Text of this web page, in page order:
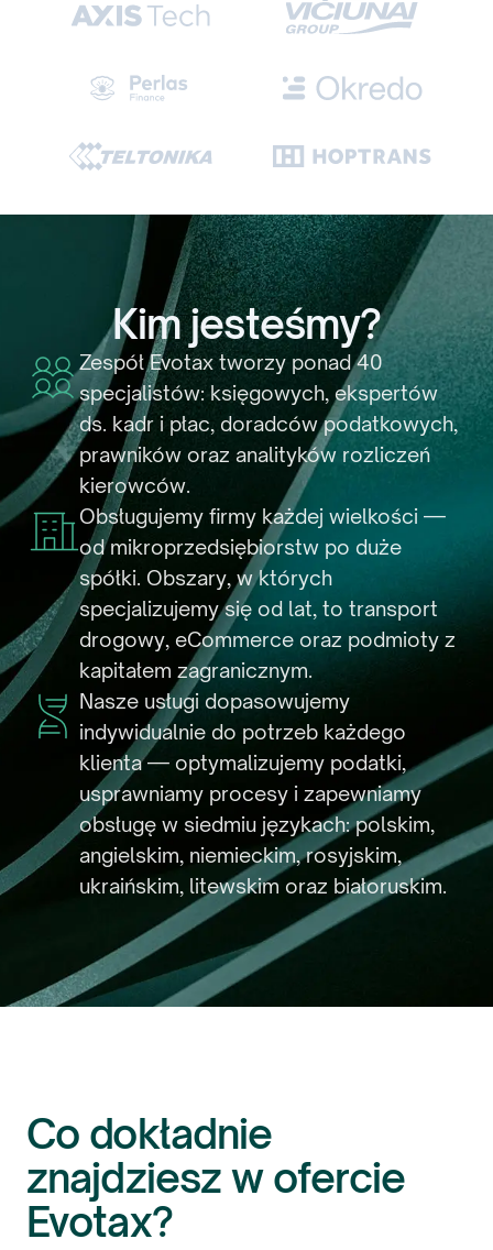
Kim jesteśmy?
Zespół Evotax tworzy ponad 40
specjalistów: księgowych, ekspertów
ds. kadr i płac, doradców podatkowych,
prawników oraz analityków rozliczeń
kierowców.
Obsługujemy firmy każdej wielkości —
od mikroprzedsiębiorstw po duże
spółki. Obszary, w których
specjalizujemy się od lat, to transport
drogowy, eCommerce oraz podmioty z
kapitałem zagranicznym.
Nasze usługi dopasowujemy
indywidualnie do potrzeb każdego
klienta — optymalizujemy podatki,
usprawniamy procesy i zapewniamy
obsługę w siedmiu językach: polskim,
angielskim, niemieckim, rosyjskim,
ukraińskim, litewskim oraz białoruskim.
Co dokładnie
znajdziesz w ofercie
Evotax?